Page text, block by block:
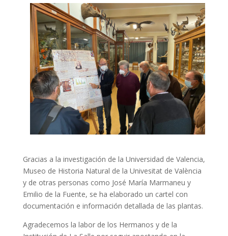
Gracias a la investigación de la Universidad de Valencia,
Museo de Historia Natural de la Univesitat de València
y de otras personas como José María Marmaneu y
Emilio de la Fuente, se ha elaborado un cartel con
documentación e información detallada de las plantas.
Agradecemos la labor de los Hermanos y de la